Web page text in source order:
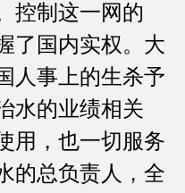
控制这一网的
了国内实权。大
人事上的生杀予
水的业绩相关
用，也一切服务
的总负责人，全